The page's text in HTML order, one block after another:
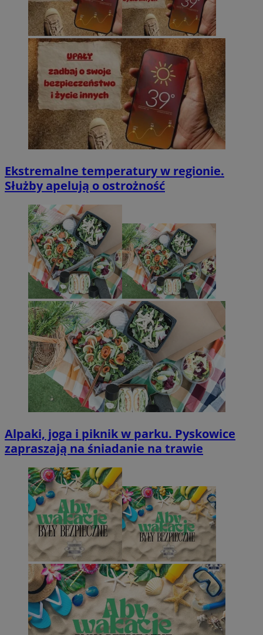
Ekstremalne temperatury w regionie.
Służby apelują o ostrożność
Alpaki, joga i piknik w parku. Pyskowice
zapraszają na śniadanie na trawie